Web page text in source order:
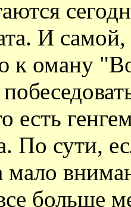
И
к оману
есть
По сути,
мало
больше